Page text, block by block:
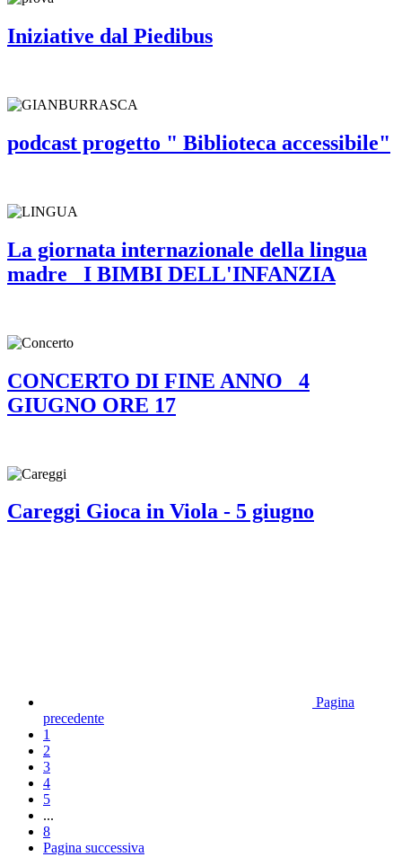
Iniziative dal Piedibus
podcast progetto " Biblioteca accessibile"
La giornata internazionale della lingua
madre_ I BIMBI DELL'INFANZIA
CONCERTO DI FINE ANNO_ 4
GIUGNO ORE 17
Careggi Gioca in Viola - 5 giugno
Pagina
precedente
1
2
3
4
5
...
8
Pagina successiva